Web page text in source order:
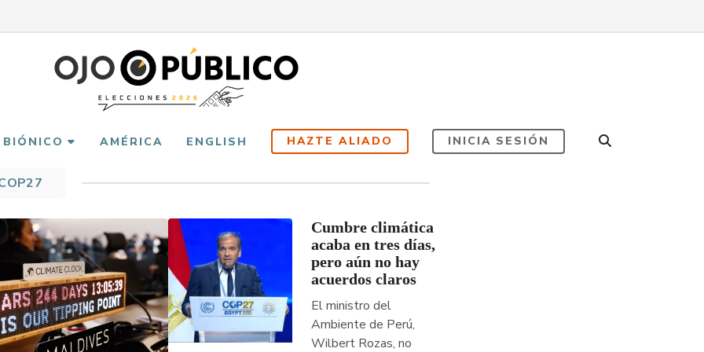
BIÓNICO AMÉRICA ENGLISH HAZTE ALIADO INICIA SESIÓN
Cumbre climática
acaba en tres días,
pero aún no hay
acuerdos claros
El ministro del
Ambiente de Perú,
Wilbert Rozas, no